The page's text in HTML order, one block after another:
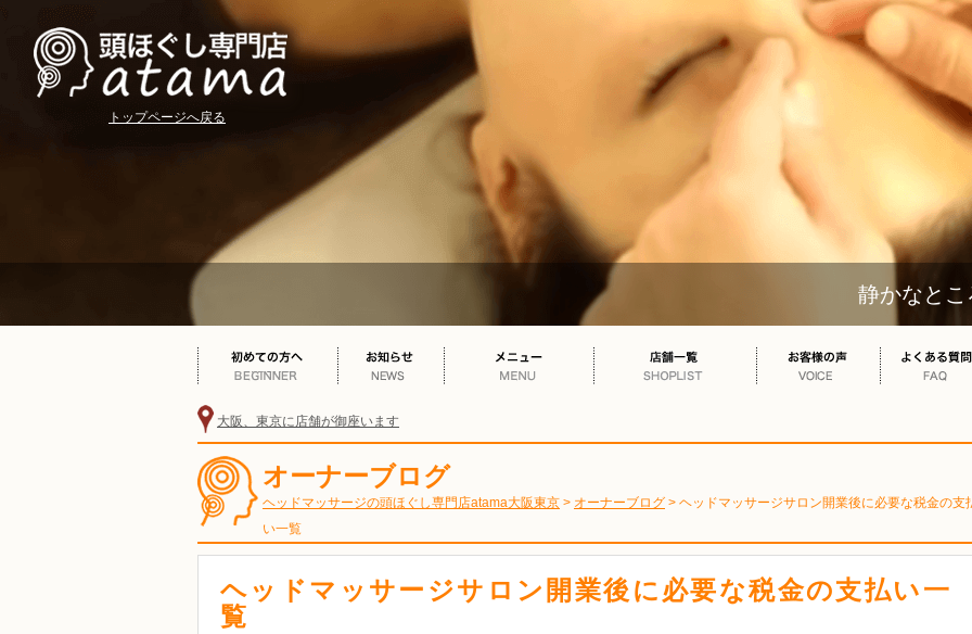
トップページへ戻る
静かなところで
大阪、東京に店舗が御座います
オーナーブログ
ヘッドマッサージの頭ほぐし専門店atama大阪東京 > オーナーブログ > ヘッドマッサージサロン開業後に必要な税金の支
い一覧
ヘッドマッサージサロン開業後に必要な税金の支払い一
覧